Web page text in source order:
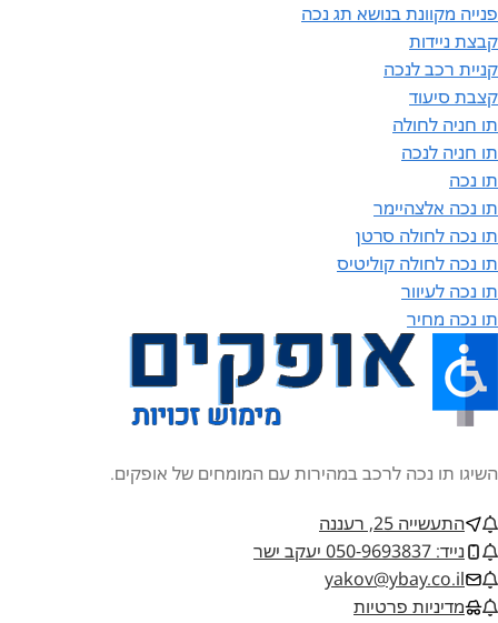
פנייה מקוונת בנושא תג נכה
קבצת ניידות
קניית רכב לנכה
קצבת סיעוד
תו חניה לחולה
תו חניה לנכה
תו נכה
תו נכה אלצהיימר
תו נכה לחולה סרטן
תו נכה לחולה קוליטיס
תו נכה לעיוור
תו נכה מחיר
השיגו תו נכה לרכב במהירות עם המומחים של אופקים.
התעשייה 25, רעננה
נייד: 050-9693837 יעקב ישר
yakov@ybay.co.il
מדיניות פרטיות